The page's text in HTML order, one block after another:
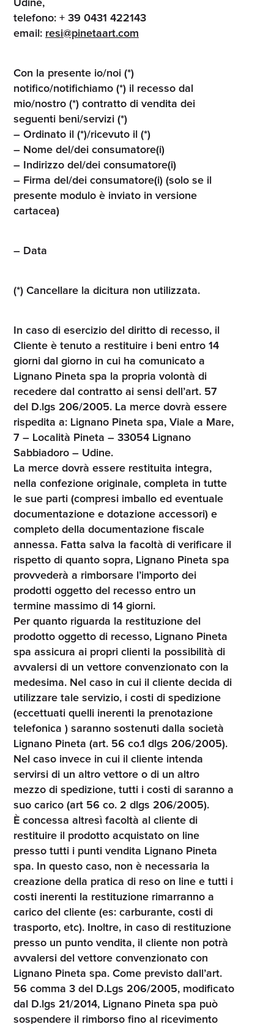
Udine,
telefono: + 39 0431 422143
email: resi@pinetaart.com
Con la presente io/noi (*)
notifico/notifichiamo (*) il recesso dal
mio/nostro (*) contratto di vendita dei
seguenti beni/servizi (*)
– Ordinato il (*)/ricevuto il (*)
– Nome del/dei consumatore(i)
– Indirizzo del/dei consumatore(i)
– Firma del/dei consumatore(i) (solo se il
presente modulo è inviato in versione
cartacea)
– Data
(*) Cancellare la dicitura non utilizzata.
In caso di esercizio del diritto di recesso, il
Cliente è tenuto a restituire i beni entro 14
giorni dal giorno in cui ha comunicato a
Lignano Pineta spa la propria volontà di
recedere dal contratto ai sensi dell’art. 57
del D.lgs 206/2005. La merce dovrà essere
rispedita a: Lignano Pineta spa, Viale a Mare,
7 – Località Pineta – 33054 Lignano
Sabbiadoro – Udine.
La merce dovrà essere restituita integra,
nella confezione originale, completa in tutte
le sue parti (compresi imballo ed eventuale
documentazione e dotazione accessori) e
completo della documentazione fiscale
annessa. Fatta salva la facoltà di verificare il
rispetto di quanto sopra, Lignano Pineta spa
provvederà a rimborsare l’importo dei
prodotti oggetto del recesso entro un
termine massimo di 14 giorni.
Per quanto riguarda la restituzione del
prodotto oggetto di recesso, Lignano Pineta
spa assicura ai propri clienti la possibilità di
avvalersi di un vettore convenzionato con la
medesima. Nel caso in cui il cliente decida di
utilizzare tale servizio, i costi di spedizione
(eccettuati quelli inerenti la prenotazione
telefonica ) saranno sostenuti dalla società
Lignano Pineta (art. 56 co.1 dlgs 206/2005).
Nel caso invece in cui il cliente intenda
servirsi di un altro vettore o di un altro
mezzo di spedizione, tutti i costi di saranno a
suo carico (art 56 co. 2 dlgs 206/2005).
È concessa altresì facoltà al cliente di
restituire il prodotto acquistato on line
presso tutti i punti vendita Lignano Pineta
spa. In questo caso, non è necessaria la
creazione della pratica di reso on line e tutti i
costi inerenti la restituzione rimarranno a
carico del cliente (es: carburante, costi di
trasporto, etc). Inoltre, in caso di restituzione
presso un punto vendita, il cliente non potrà
avvalersi del vettore convenzionato con
Lignano Pineta spa. Come previsto dall’art.
56 comma 3 del D.Lgs 206/2005, modificato
dal D.lgs 21/2014, Lignano Pineta spa può
sospendere il rimborso fino al ricevimento